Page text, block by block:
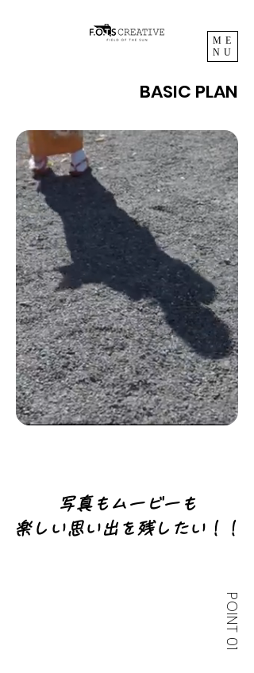
ME
NU
BASIC PLAN
写真もムービーも
楽しい思い出を残したい！！
POINT 01